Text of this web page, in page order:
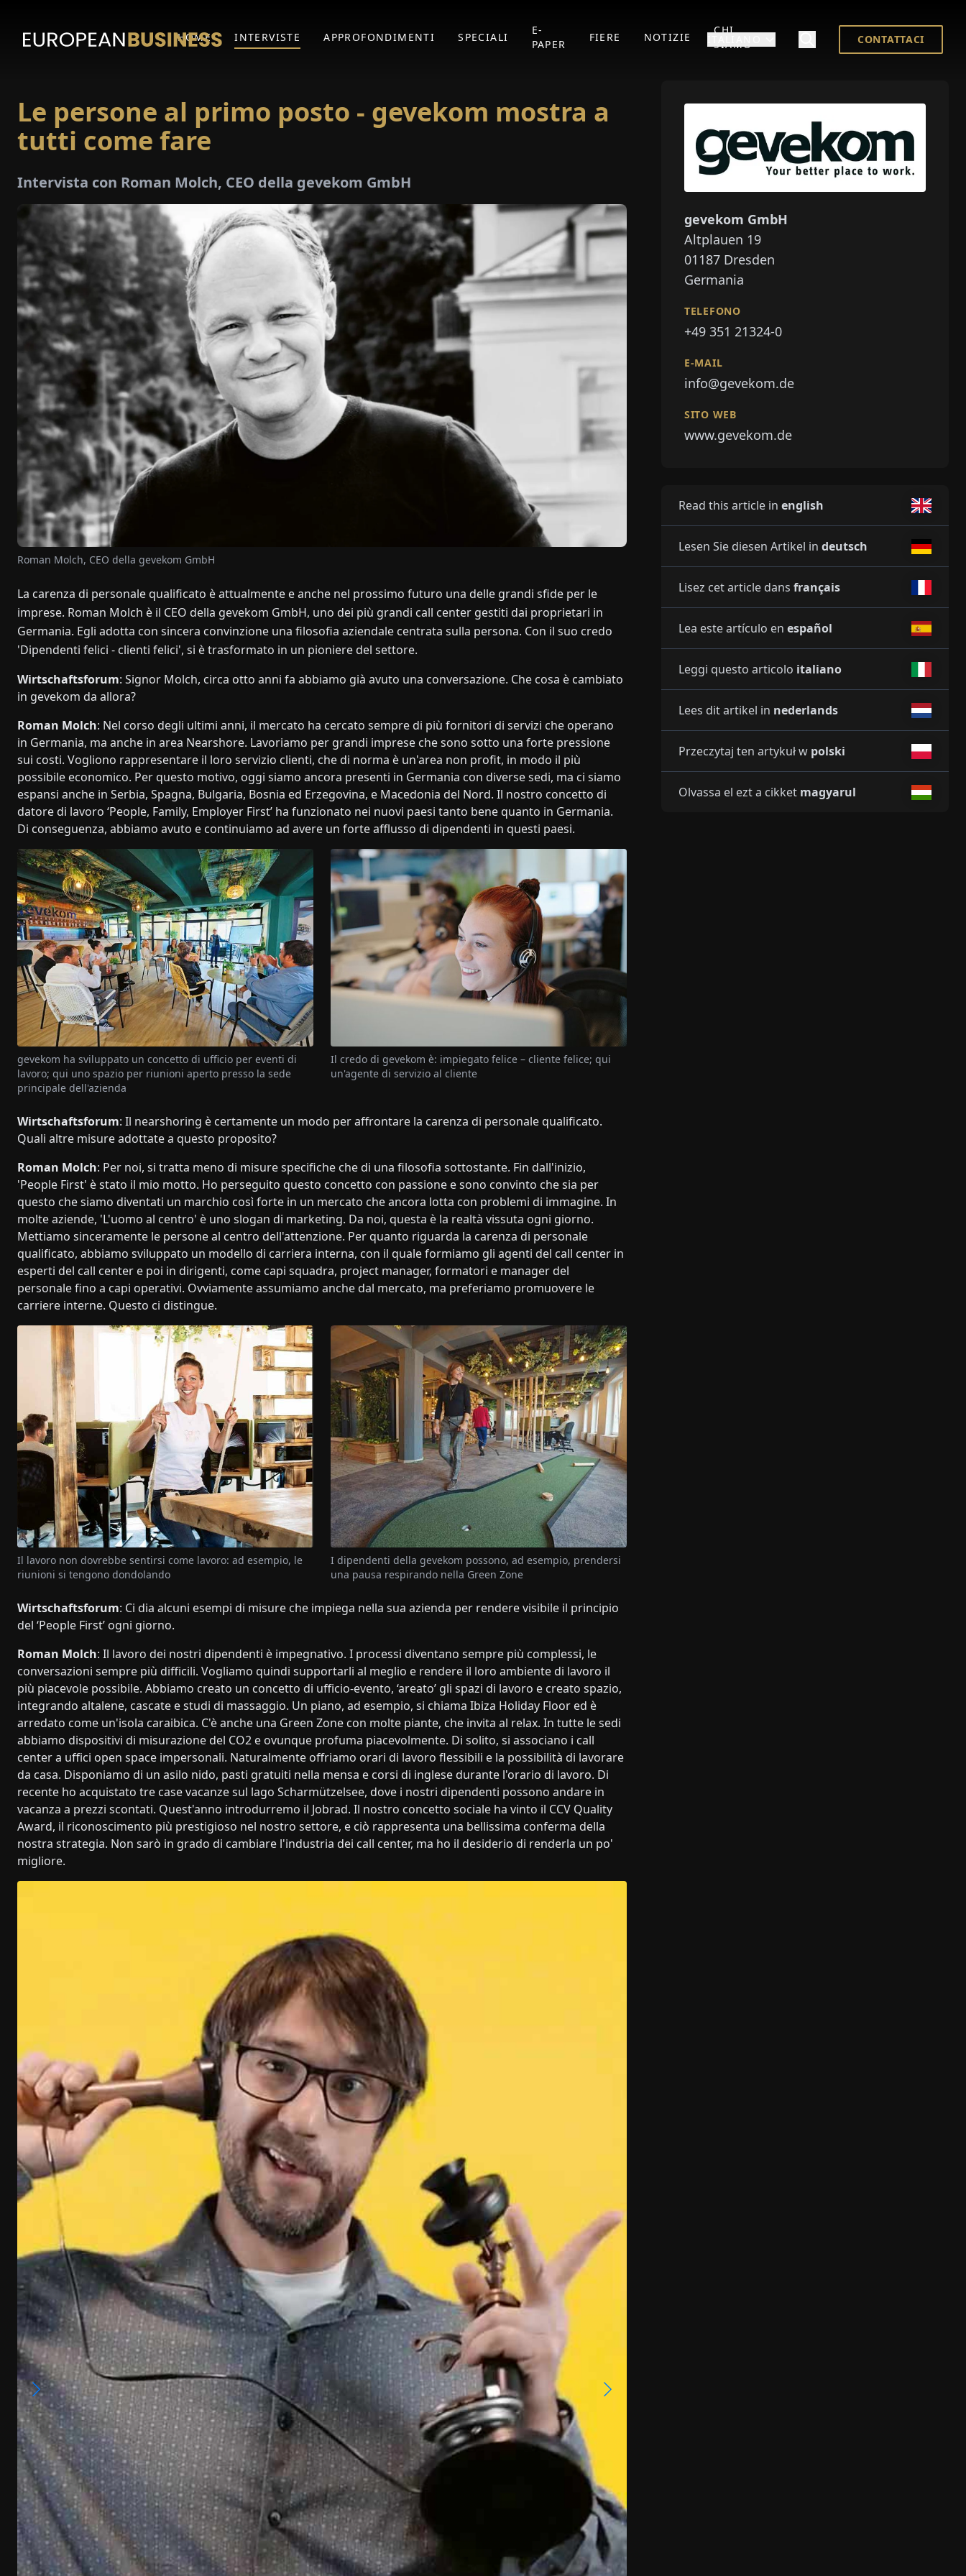
HOME INTERVISTE APPROFONDIMENTI SPECIALI
E-
PAPER
FIERE NOTIZIE
CHI
SIAMO
CONTATTACI
Le persone al primo posto - gevekom mostra a
tutti come fare
Intervista con Roman Molch, CEO della gevekom GmbH
Roman Molch, CEO della gevekom GmbH
La carenza di personale qualificato è attualmente e anche nel prossimo futuro una delle grandi sfide per le
imprese. Roman Molch è il CEO della gevekom GmbH, uno dei più grandi call center gestiti dai proprietari in
Germania. Egli adotta con sincera convinzione una filosofia aziendale centrata sulla persona. Con il suo credo
'Dipendenti felici - clienti felici', si è trasformato in un pioniere del settore.
Wirtschaftsforum: Signor Molch, circa otto anni fa abbiamo già avuto una conversazione. Che cosa è cambiato
in gevekom da allora?
Roman Molch: Nel corso degli ultimi anni, il mercato ha cercato sempre di più fornitori di servizi che operano
in Germania, ma anche in area Nearshore. Lavoriamo per grandi imprese che sono sotto una forte pressione
sui costi. Vogliono rappresentare il loro servizio clienti, che di norma è un'area non profit, in modo il più
possibile economico. Per questo motivo, oggi siamo ancora presenti in Germania con diverse sedi, ma ci siamo
espansi anche in Serbia, Spagna, Bulgaria, Bosnia ed Erzegovina, e Macedonia del Nord. Il nostro concetto di
datore di lavoro ‘People, Family, Employer First’ ha funzionato nei nuovi paesi tanto bene quanto in Germania.
Di conseguenza, abbiamo avuto e continuiamo ad avere un forte afflusso di dipendenti in questi paesi.
gevekom ha sviluppato un concetto di ufficio per eventi di
lavoro; qui uno spazio per riunioni aperto presso la sede
principale dell'azienda
Il credo di gevekom è: impiegato felice – cliente felice; qui
un'agente di servizio al cliente
Wirtschaftsforum: Il nearshoring è certamente un modo per affrontare la carenza di personale qualificato.
Quali altre misure adottate a questo proposito?
Roman Molch: Per noi, si tratta meno di misure specifiche che di una filosofia sottostante. Fin dall'inizio,
'People First' è stato il mio motto. Ho perseguito questo concetto con passione e sono convinto che sia per
questo che siamo diventati un marchio così forte in un mercato che ancora lotta con problemi di immagine. In
molte aziende, 'L'uomo al centro' è uno slogan di marketing. Da noi, questa è la realtà vissuta ogni giorno.
Mettiamo sinceramente le persone al centro dell'attenzione. Per quanto riguarda la carenza di personale
qualificato, abbiamo sviluppato un modello di carriera interna, con il quale formiamo gli agenti del call center in
esperti del call center e poi in dirigenti, come capi squadra, project manager, formatori e manager del
personale fino a capi operativi. Ovviamente assumiamo anche dal mercato, ma preferiamo promuovere le
carriere interne. Questo ci distingue.
Il lavoro non dovrebbe sentirsi come lavoro: ad esempio, le
riunioni si tengono dondolando
I dipendenti della gevekom possono, ad esempio, prendersi
una pausa respirando nella Green Zone
Wirtschaftsforum: Ci dia alcuni esempi di misure che impiega nella sua azienda per rendere visibile il principio
del ‘People First’ ogni giorno.
Roman Molch: Il lavoro dei nostri dipendenti è impegnativo. I processi diventano sempre più complessi, le
conversazioni sempre più difficili. Vogliamo quindi supportarli al meglio e rendere il loro ambiente di lavoro il
più piacevole possibile. Abbiamo creato un concetto di ufficio-evento, ‘areato’ gli spazi di lavoro e creato spazio,
integrando altalene, cascate e studi di massaggio. Un piano, ad esempio, si chiama Ibiza Holiday Floor ed è
arredato come un'isola caraibica. C'è anche una Green Zone con molte piante, che invita al relax. In tutte le sedi
abbiamo dispositivi di misurazione del CO2 e ovunque profuma piacevolmente. Di solito, si associano i call
center a uffici open space impersonali. Naturalmente offriamo orari di lavoro flessibili e la possibilità di lavorare
da casa. Disponiamo di un asilo nido, pasti gratuiti nella mensa e corsi di inglese durante l'orario di lavoro. Di
recente ho acquistato tre case vacanze sul lago Scharmützelsee, dove i nostri dipendenti possono andare in
vacanza a prezzi scontati. Quest'anno introdurremo il Jobrad. Il nostro concetto sociale ha vinto il CCV Quality
Award, il riconoscimento più prestigioso nel nostro settore, e ciò rappresenta una bellissima conferma della
nostra strategia. Non sarò in grado di cambiare l'industria dei call center, ma ho il desiderio di renderla un po'
migliore.
gevekom GmbH
Altplauen 19
01187 Dresden
Germania
TELEFONO
+49 351 21324-0
E-MAIL
info@gevekom.de
SITO WEB
www.gevekom.de
Read this article in english
Lesen Sie diesen Artikel in deutsch
Lisez cet article dans français
Lea este artículo en español
Leggi questo articolo italiano
Lees dit artikel in nederlands
Przeczytaj ten artykuł w polski
Olvassa el ezt a cikket magyarul